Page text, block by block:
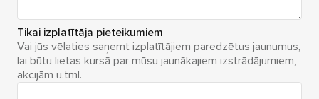
Tikai izplatītāja pieteikumiem
Vai jūs vēlaties saņemt izplatītājiem paredzētus jaunumus,
lai būtu lietas kursā par mūsu jaunākajiem izstrādājumiem,
akcijām u.tml.